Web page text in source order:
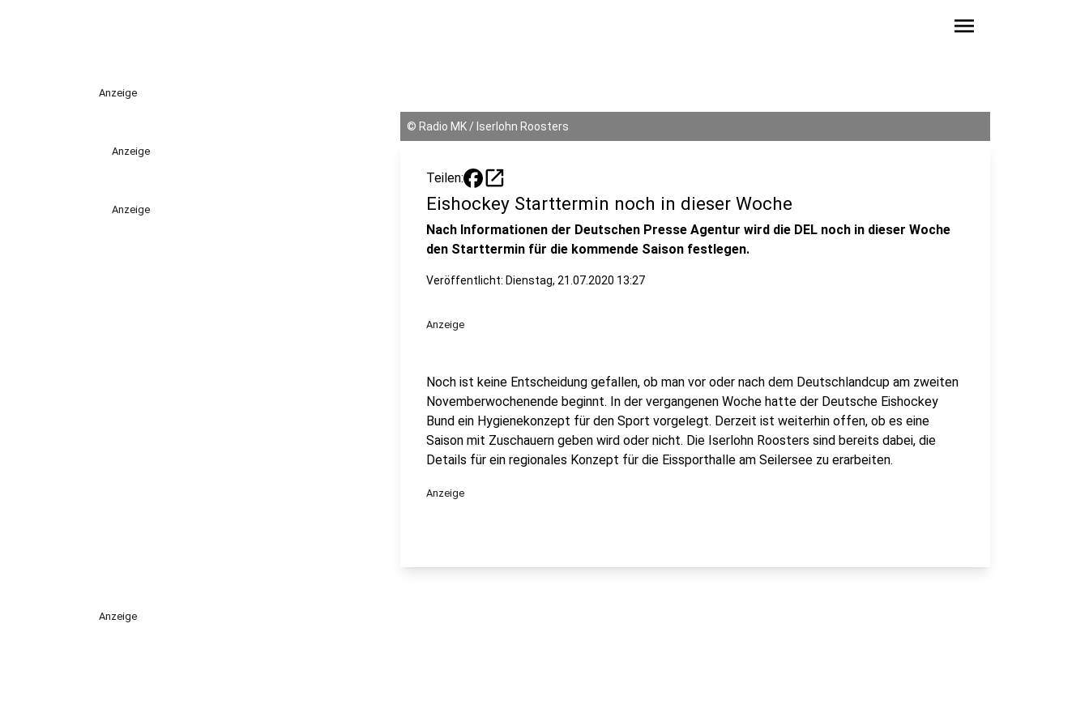
menu
Anzeige
Anzeige
Anzeige
© Radio MK / Iserlohn Roosters
Teilen: open_in_new
Eishockey Starttermin noch in dieser Woche
Nach Informationen der Deutschen Presse Agentur wird die DEL noch in dieser Woche
den Starttermin für die kommende Saison festlegen.
Veröffentlicht: Dienstag, 21.07.2020 13:27
Anzeige
Noch ist keine Entscheidung gefallen, ob man vor oder nach dem Deutschlandcup am zweiten
Novemberwochenende beginnt. In der vergangenen Woche hatte der Deutsche Eishockey
Bund ein Hygienekonzept für den Sport vorgelegt. Derzeit ist weiterhin offen, ob es eine
Saison mit Zuschauern geben wird oder nicht. Die Iserlohn Roosters sind bereits dabei, die
Details für ein regionales Konzept für die Eissporthalle am Seilersee zu erarbeiten.
Anzeige
Anzeige